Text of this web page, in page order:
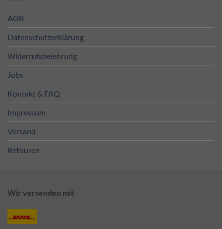
AGB
Datenschutzerklärung
Widerrufsbelehrung
Jobs
Kontakt & FAQ
Impressum
Versand
Retouren
Wir versenden mit